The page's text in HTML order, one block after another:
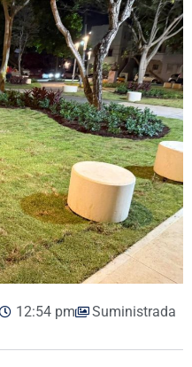
12:54 pm Suministrada